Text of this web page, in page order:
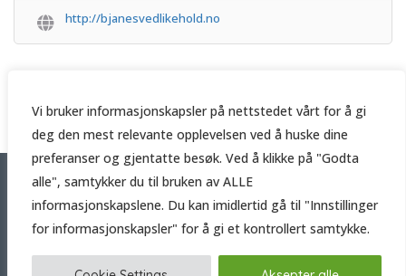
Vi bruker informasjonskapsler på nettstedet vårt for å gi
deg den mest relevante opplevelsen ved å huske dine
preferanser og gjentatte besøk. Ved å klikke på "Godta
alle", samtykker du til bruken av ALLE
informasjonskapslene. Du kan imidlertid gå til "Innstillinger
for informasjonskapsler" for å gi et kontrollert samtykke.
http://bjanesvedlikehold.no
Copyright © 2026 Håndverker.online
Trolldalen 2A, 5101 Eidsvågneset